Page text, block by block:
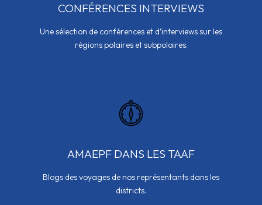
CONFÉRENCES INTERVIEWS
Une sélection de conférences et d’interviews sur les
régions polaires et subpolaires.
AMAEPF DANS LES TAAF
Blogs des voyages de nos représentants dans les
districts.